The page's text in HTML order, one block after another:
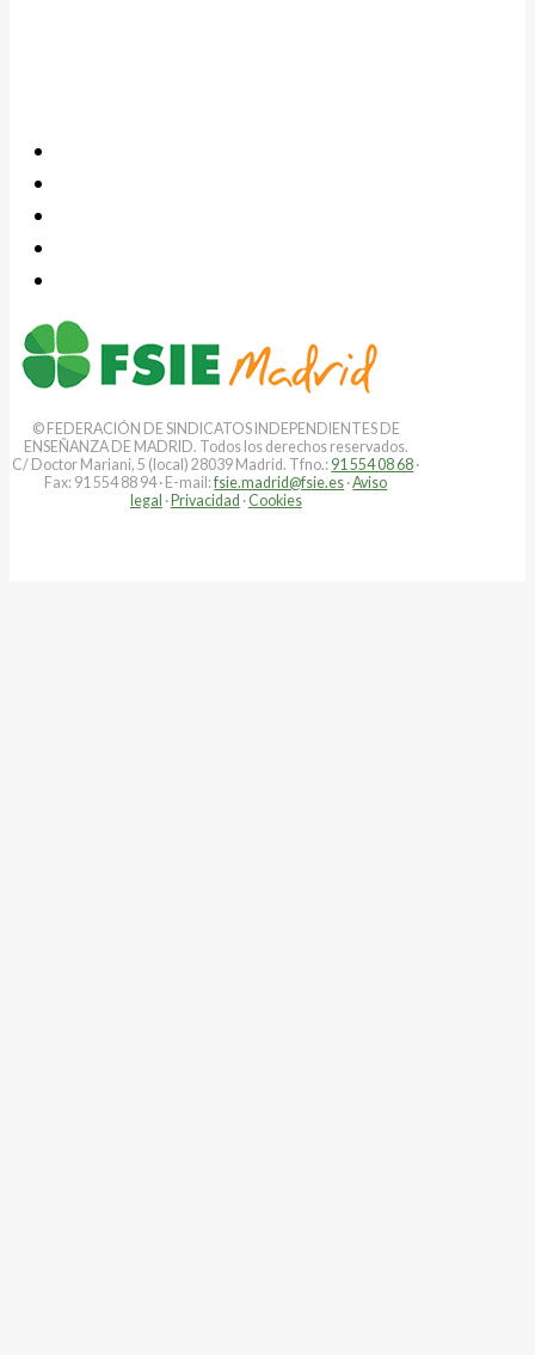
© FEDERACIÓN DE SINDICATOS INDEPENDIENTES DE
ENSEÑANZA DE MADRID. Todos los derechos reservados.
C/ Doctor Mariani, 5 (local) 28039 Madrid. Tfno.: 91 554 08 68 ·
Fax: 91 554 88 94 · E-mail:fsie.madrid@fsie.es ·Aviso
legal ·Privacidad · Cookies